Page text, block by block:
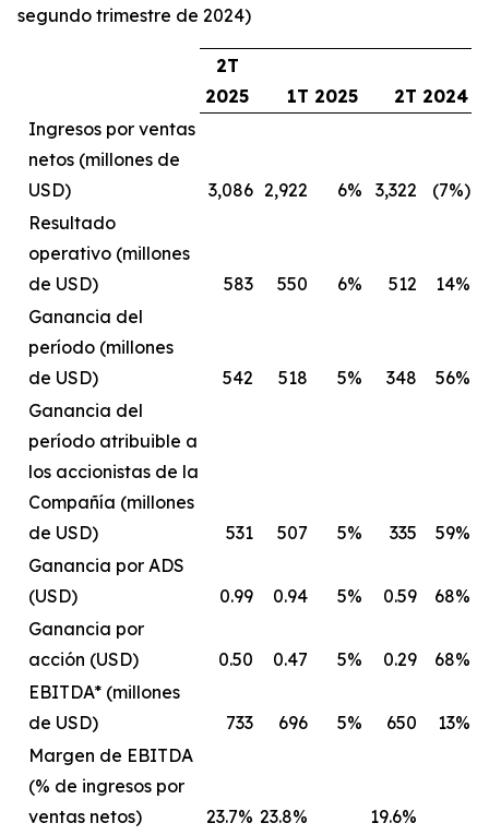
segundo trimestre de 2024)
2T
2025
1T 2025
2T 2024
Ingresos por ventas
netos (millones de
USD)
3,086 2,922 6% 3,322
(7%)
Resultado
operativo (millones
de USD)
583 550 6% 512
14%
Ganancia del
período (millones
de USD)
542 518 5% 348
56%
Ganancia del
período atribuible a
los accionistas de la
Compañía (millones
de USD)
531 507 5% 335
59%
Ganancia por ADS
(USD)
0.99 0.94 5% 0.59
68%
Ganancia por
acción (USD)
0.50 0.47 5% 0.29
68%
EBITDA* (millones
de USD)
733 696 5% 650
13%
Margen de EBITDA
(% de ingresos por
ventas netos)
23.7% 23.8% 19.6%